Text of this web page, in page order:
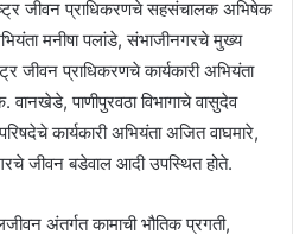
जीवन प्राधिकरणचे सहसंचालक अभिषेक
मनीषा पलांडे, संभाजीनगरचे मुख्य
जीवन प्राधिकरणचे कार्यकारी अभियंता
पाणीपुरवठा विभागाचे वासुदेव
कार्यकारी अभियंता अजित वाघमारे,
जीवन बडेवाल आदी उपस्थित होते.
अंतर्गत कामाची भौतिक प्रगती,